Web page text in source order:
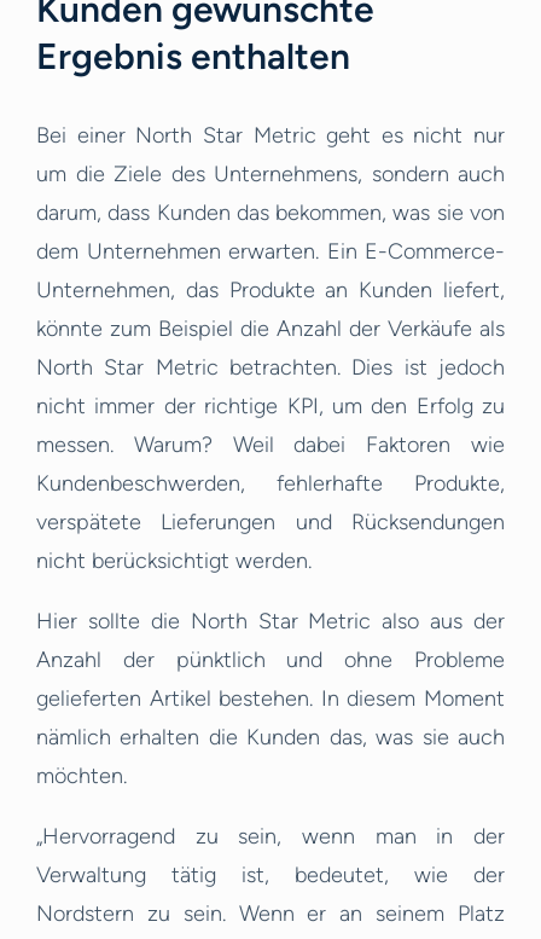
Kunden gewünschte
Ergebnis enthalten
Bei einer North Star Metric geht es nicht nur
um die Ziele des Unternehmens, sondern auch
darum, dass Kunden das bekommen, was sie von
dem Unternehmen erwarten. Ein E-Commerce-
Unternehmen, das Produkte an Kunden liefert,
könnte zum Beispiel die Anzahl der Verkäufe als
North Star Metric betrachten. Dies ist jedoch
nicht immer der richtige KPI, um den Erfolg zu
messen. Warum? Weil dabei Faktoren wie
Kundenbeschwerden, fehlerhafte Produkte,
verspätete Lieferungen und Rücksendungen
nicht berücksichtigt werden.
Hier sollte die North Star Metric also aus der
Anzahl der pünktlich und ohne Probleme
gelieferten Artikel bestehen. In diesem Moment
nämlich erhalten die Kunden das, was sie auch
möchten.
„Hervorragend zu sein, wenn man in der
Verwaltung tätig ist, bedeutet, wie der
Nordstern zu sein. Wenn er an seinem Platz